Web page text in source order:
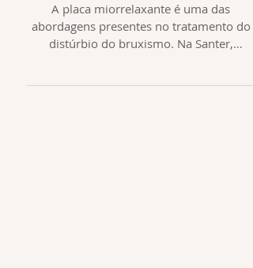
A placa miorrelaxante é uma das
abordagens presentes no tratamento do
distúrbio do bruxismo. Na Santer,